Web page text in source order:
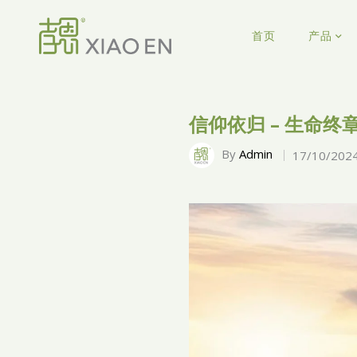
首页 产品
信仰依归 – 生命终
By Admin 17/10/